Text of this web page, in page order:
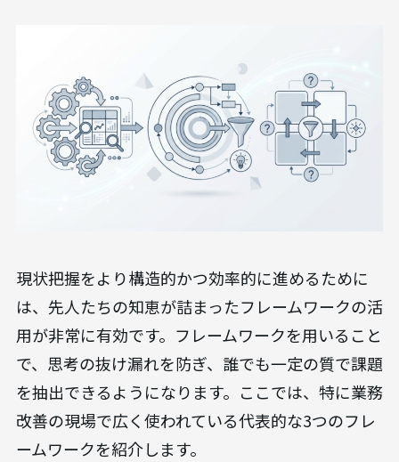
現状把握をより構造的かつ効率的に進めるために
は、先人たちの知恵が詰まったフレームワークの活
用が非常に有効です。フレームワークを用いること
で、思考の抜け漏れを防ぎ、誰でも一定の質で課題
を抽出できるようになります。ここでは、特に業務
改善の現場で広く使われている代表的な3つのフレ
ームワークを紹介します。